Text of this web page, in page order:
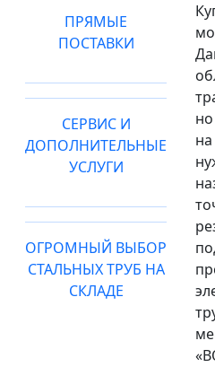
ПРЯМЫЕ
ПОСТАВКИ
СЕРВИС И
ДОПОЛНИТЕЛЬНЫЕ
УСЛУГИ
ОГРОМНЫЙ ВЫБОР
СТАЛЬНЫХ ТРУБ НА
СКЛАДЕ